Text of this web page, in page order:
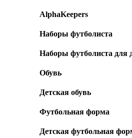
AlphaKeepers
Наборы футболиста
Наборы футболиста для
Обувь
Детская обувь
Футбольная форма
Детская футбольная